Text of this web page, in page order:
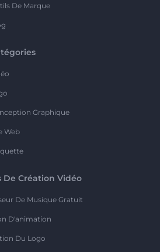
De Marque
Graphique
Web
De Création Vidéo
De Musique Gratuit
D'animation
Du Logo